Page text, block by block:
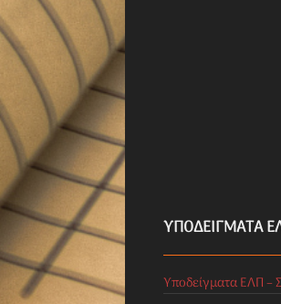
ΥΠΟΔΕΊΓΜΑΤΑ
Υποδείγματα ΕΛΠ –